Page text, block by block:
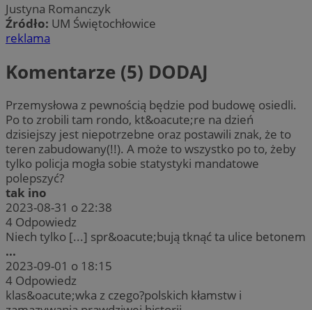
Justyna Romanczyk
Źródło: UM Świętochłowice
reklama
Komentarze (5) DODAJ
Przemysłowa z pewnością będzie pod budowę osiedli.
Po to zrobili tam rondo, kt&oacute;re na dzień
dzisiejszy jest niepotrzebne oraz postawili znak, że to
teren zabudowany(!!). A może to wszystko po to, żeby
tylko policja mogła sobie statystyki mandatowe
polepszyć?
tak ino
2023-08-31 o 22:38
4 Odpowiedz
Niech tylko [...] spr&oacute;bują tknąć ta ulice betonem
...
2023-09-01 o 18:15
4 Odpowiedz
klas&oacute;wka z czego?polskich kłamstw i